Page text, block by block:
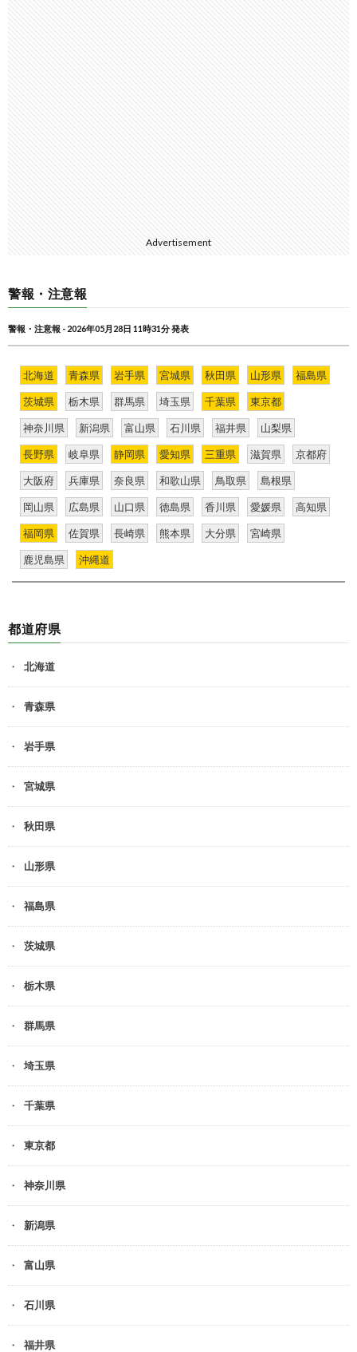
Advertisement
警報・注意報
警報・注意報 - 2026年05月28日 11時31分 発表
北海道 青森県 岩手県 宮城県 秋田県 山形県 福島県
茨城県 栃木県 群馬県 埼玉県 千葉県 東京都
神奈川県 新潟県 富山県 石川県 福井県 山梨県
長野県 岐阜県 静岡県 愛知県 三重県 滋賀県 京都府
大阪府 兵庫県 奈良県 和歌山県 鳥取県 島根県
岡山県 広島県 山口県 徳島県 香川県 愛媛県 高知県
福岡県 佐賀県 長崎県 熊本県 大分県 宮崎県
鹿児島県 沖縄道
都道府県
北海道
青森県
岩手県
宮城県
秋田県
山形県
福島県
茨城県
栃木県
群馬県
埼玉県
千葉県
東京都
神奈川県
新潟県
富山県
石川県
福井県